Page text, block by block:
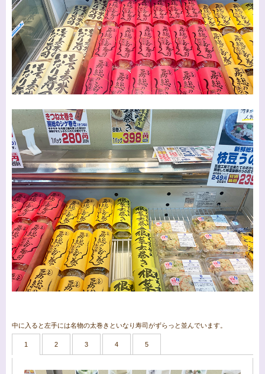
中に入ると左手には名物の太巻きといなり寿司がずらっと並んでいます。
1 2 3 4 5